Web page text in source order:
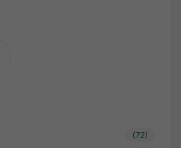
(72)